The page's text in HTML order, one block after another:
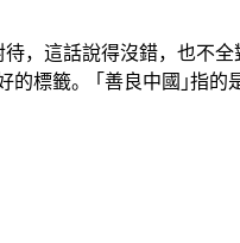
，這話說得沒錯，也不
標籤。 ｢善良中國｣指